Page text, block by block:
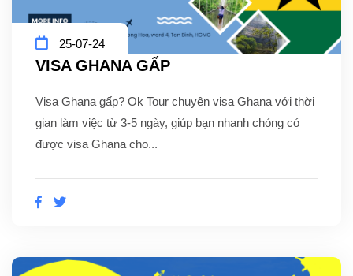
25-07-24
VISA GHANA GẤP
Visa Ghana gấp? Ok Tour chuyên visa Ghana với thời
gian làm việc từ 3-5 ngày, giúp bạn nhanh chóng có
được visa Ghana cho...